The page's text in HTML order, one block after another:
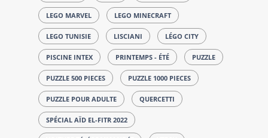
LEGO MARVEL LEGO MINECRAFT
LEGO TUNISIE LISCIANI LÉGO CITY
PISCINE INTEX PRINTEMPS - ÉTÉ PUZZLE
PUZZLE 500 PIECES PUZZLE 1000 PIECES
PUZZLE POUR ADULTE QUERCETTI
SPÉCIAL AÏD EL-FITR 2022